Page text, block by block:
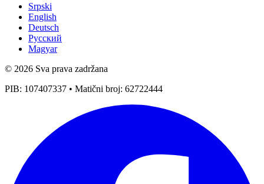
Srpski
English
Deutsch
Русский
Magyar
© 2026 Sva prava zadržana
PIB: 107407337 • Matični broj: 62722444